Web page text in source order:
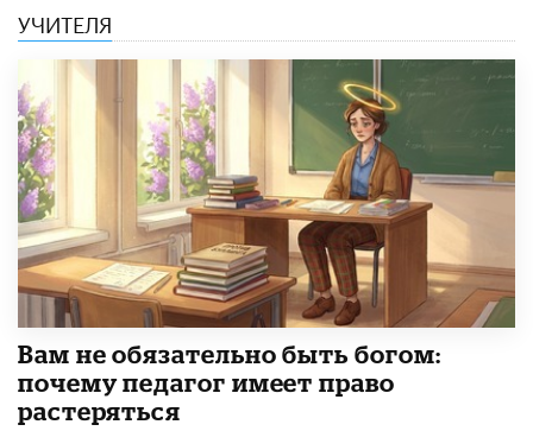
УЧИТЕЛЯ
​Вам не обязательно быть богом:
почему педагог имеет право
растеряться